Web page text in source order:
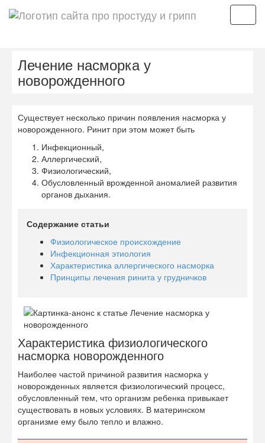
Лечение насморка у
новорожденного
Существует несколько причин появления насморка у
новорожденного. Ринит при этом может быть
Инфекционный,
Аллергический,
Физиологический,
Обусловленный врожденной аномалией развития
органов дыхания.
Содержание статьи
Физиологическое происхождение
Инфекционная этиология
Характеристика аллергического насморка
Принципы лечения ринита у грудничков
Характеристика физиологического
насморка новорожденного
Наиболее частой причиной развития насморка у
новорожденных является физиологический процесс,
обусловленный тем, что организм ребенка привыкает
существовать в новых условиях. В материнском
организме ему было тепло и влажно.